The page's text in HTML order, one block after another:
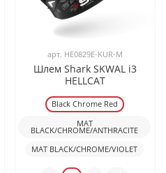
арт. HE0829E-KUR-M
Шлем Shark SKWAL i3
HELLCAT
Black Chrome Red
MAT
BLACK/CHROME/ANTHRACITE
MAT BLACK/CHROME/VIOLET